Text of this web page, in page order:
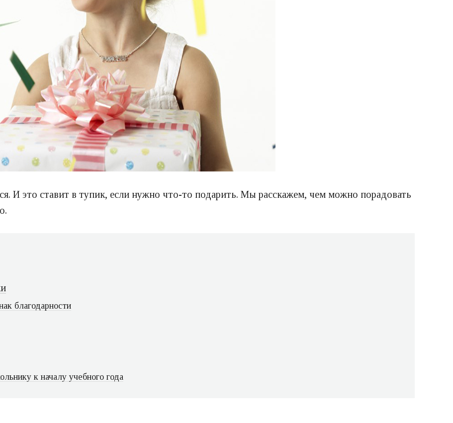
И это ставит в тупик, если нужно что-то подарить. Мы расскажем, чем можно порадовать
благодарности
к началу учебного года